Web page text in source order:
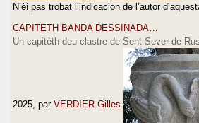
N’èi pas trobat l’indicacion de l’autor
CAPITETH BANDA DESSINADA…
Un capitèth deu clastre de Sent Sever de
2025 , par VERDIER Gilles